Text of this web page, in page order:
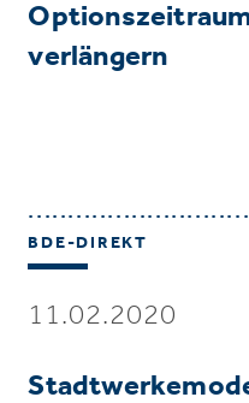
Optionszeitraum
verlängern
BDE-DIREKT
11.02.2020